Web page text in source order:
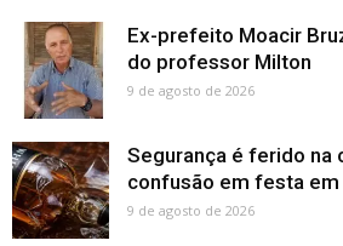
Ex-prefeito Moacir
do professor Milton
9 de agosto de 2026
Segurança é ferido na
confusão em festa em
9 de agosto de 2026